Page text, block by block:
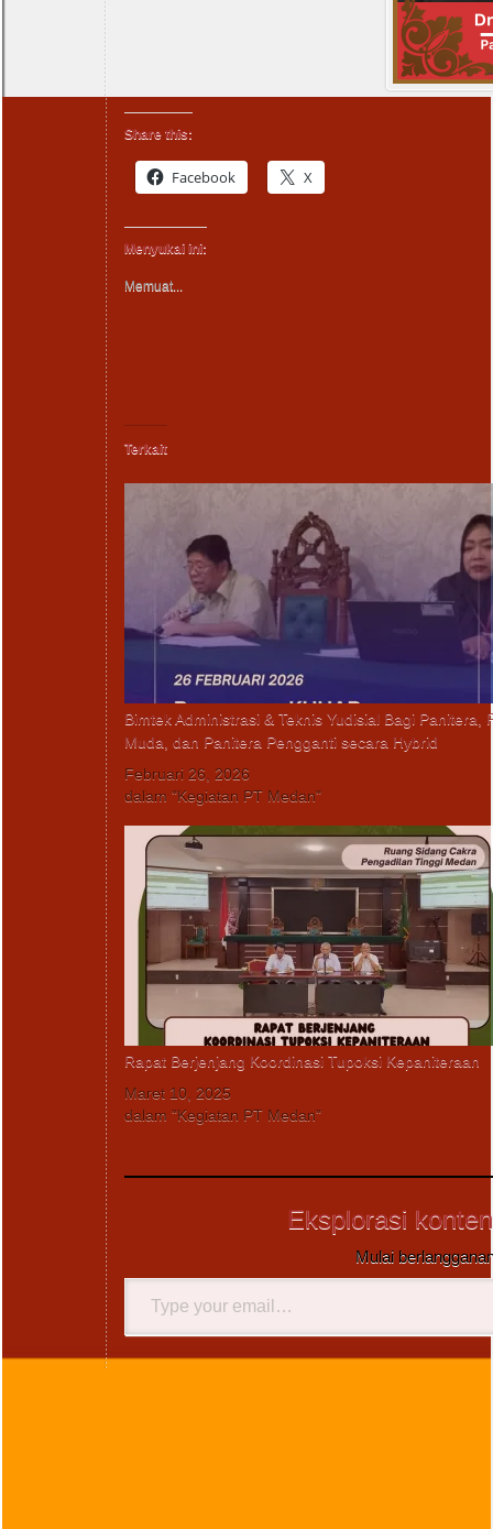
Share this:
Facebook X
Menyukai ini:
Memuat...
Terkait
Bimtek Administrasi & Teknis Yudisial Bagi Panitera,
Muda, dan Panitera Pengganti secara Hybrid
Februari 26, 2026
dalam "Kegiatan PT Medan"
Rapat Berjenjang Koordinasi Tupoksi Kepaniteraan
Maret 10, 2025
dalam "Kegiatan PT Medan"
Eksplorasi
Mulai